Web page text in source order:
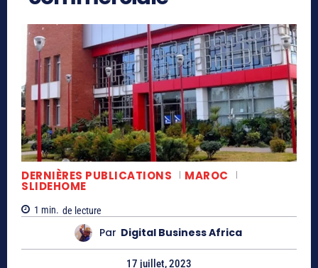
DERNIÈRES PUBLICATIONS MAROC
SLIDEHOME
1 min. de lecture
Par Digital Business Africa
17 juillet, 2023